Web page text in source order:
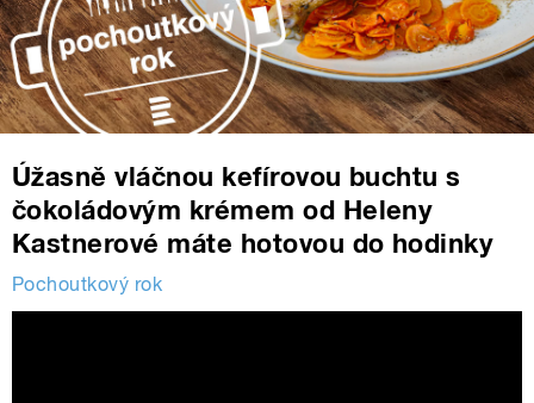
Úžasně vláčnou kefírovou buchtu s
čokoládovým krémem od Heleny
Kastnerové máte hotovou do hodinky
Pochoutkový rok